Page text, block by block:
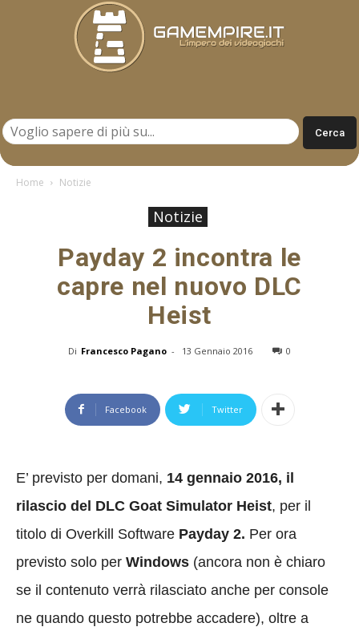
Home Notizie
Notizie
Payday 2 incontra le
capre nel nuovo DLC
Heist
Di Francesco Pagano - 13 Gennaio 2016 0
Facebook Twitter
E’ previsto per domani, 14 gennaio 2016, il
rilascio del DLC Goat Simulator Heist, per il
titolo di Overkill Software Payday 2. Per ora
previsto solo per Windows (ancora non è chiaro
se il contenuto verrà rilasciato anche per console
ne quando questo potrebbe accadere), oltre a